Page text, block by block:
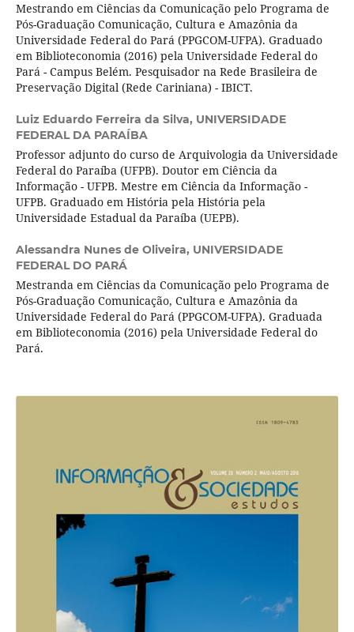
Mestrando em Ciências da Comunicação pelo Programa de
Pós-Graduação Comunicação, Cultura e Amazônia da
Universidade Federal do Pará (PPGCOM-UFPA). Graduado
em Biblioteconomia (2016) pela Universidade Federal do
Pará - Campus Belém. Pesquisador na Rede Brasileira de
Preservação Digital (Rede Cariniana) - IBICT.
Luiz Eduardo Ferreira da Silva, UNIVERSIDADE
FEDERAL DA PARAÍBA
Professor adjunto do curso de Arquivologia da Universidade
Federal do Paraíba (UFPB). Doutor em Ciência da
Informação - UFPB. Mestre em Ciência da Informação -
UFPB. Graduado em História pela História pela
Universidade Estadual da Paraíba (UEPB).
Alessandra Nunes de Oliveira, UNIVERSIDADE
FEDERAL DO PARÁ
Mestranda em Ciências da Comunicação pelo Programa de
Pós-Graduação Comunicação, Cultura e Amazônia da
Universidade Federal do Pará (PPGCOM-UFPA). Graduada
em Biblioteconomia (2016) pela Universidade Federal do
Pará.